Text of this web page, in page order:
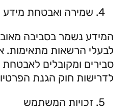
שמירה ואבטחת מידע
המידע נשמר בסביבה
לבעלי הרשאות מתאימות.
סבירים ומקובלים
לדרישות חוק הגנת
זכויות המשתמש